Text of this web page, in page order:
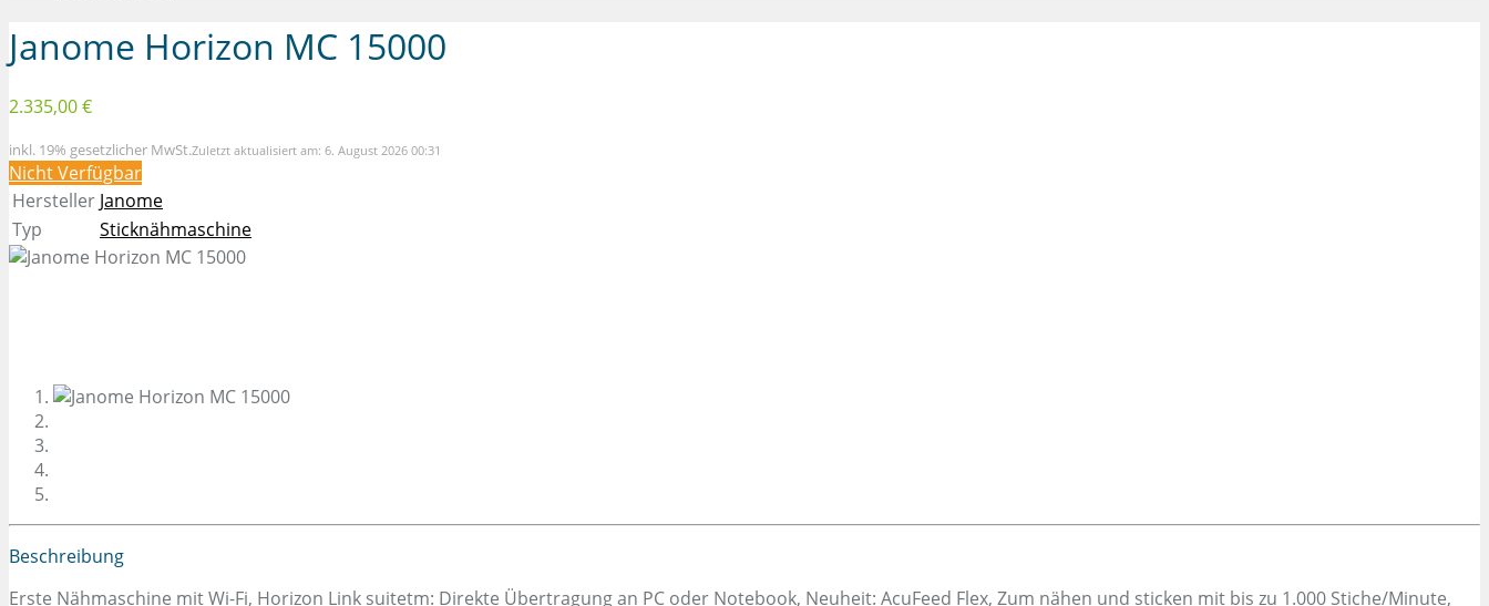
Janome Horizon MC 15000
2.335,00 €
inkl. 19% gesetzlicher MwSt.Zuletzt aktualisiert am: 6. August 2026 00:31
Nicht Verfügbar
Hersteller Janome
Typ
Sticknähmaschine
Beschreibung
Erste Nähmaschine mit Wi-Fi, Horizon Link suitetm: Direkte Übertragung an PC oder Notebook, Neuheit: AcuFeed Flex, Zum nähen und sticken mit bis zu 1.000 Stiche/Minute,